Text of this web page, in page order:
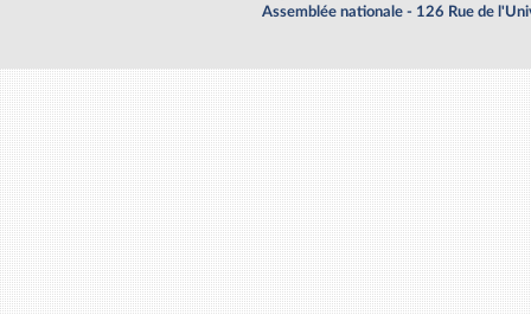
Assemblée nationale - 126 Rue de